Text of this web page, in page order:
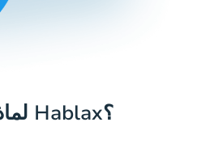
لماذا تستخدم Hablax؟